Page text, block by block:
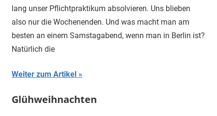
lang unser Pflichtpraktikum absolvieren. Uns blieben
also nur die Wochenenden. Und was macht man am
besten an einem Samstagabend, wenn man in Berlin ist?
Natürlich die
Weiter zum Artikel
Glühweihnachten